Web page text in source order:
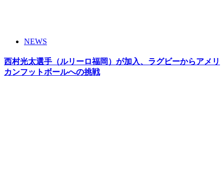
NEWS
西村光太選手（ルリーロ福岡）が加入、ラグビーからアメリ
カンフットボールへの挑戦